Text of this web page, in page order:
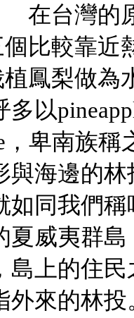
台灣的原
個比較靠近
植鳳梨做為
多以
，卑南族稱
與海邊的
如同我們
夏威夷群
島上的住民
外來的林投